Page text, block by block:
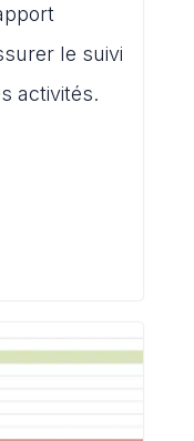
d
di
t
o
d
g
le suivi
activités.